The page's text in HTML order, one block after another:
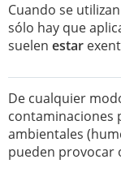
Cuando se
sólo hay que
suelen estar
De cualquier
contaminaciones
ambientales
pueden provocar